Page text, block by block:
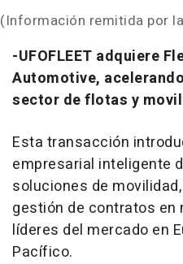
(Información remitida por
-UFOFLEET adquiere
Automotive,
sector de flotas y
Esta transacción
empresarial inteligente
soluciones de
gestión de contratos en
líderes del mercado en
Pacífico.